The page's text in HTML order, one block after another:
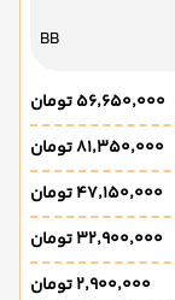
BB
۵۶٬۶۵۰٬۰۰۰ تومان
۸۱٬۳۵۰٬۰۰۰ تومان
۴۷٬۱۵۰٬۰۰۰ تومان
۳۲٬۹۰۰٬۰۰۰ تومان
۲٬۹۰۰٬۰۰۰ تومان